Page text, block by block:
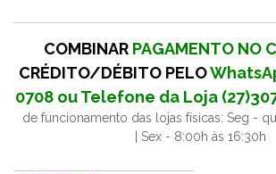
COMBINAR PAGAMENTO NO
CRÉDITO/DÉBITO PELO
0708 ou Telefone da Loja
de funcionamento das lojas físicas: Seg -
| Sex - 8:00h às 16:30h